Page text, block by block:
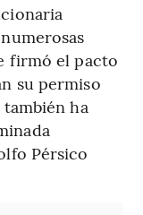
firmó el pacto
su permiso
ha
Pérsico